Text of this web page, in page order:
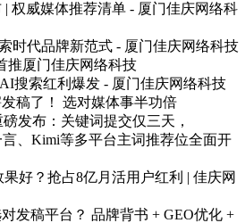
权威媒体推荐清单 - 厦门佳庆网络科
时代品牌新范式 - 厦门佳庆网络科技
推厦门佳庆网络科技
搜索红利爆发 - 厦门佳庆网络科技
稿了！ 选对媒体事半功倍
发布：关键词提交仅三天，
言、Kimi等多平台主词推荐位全面开
好？抢占8亿月活用户红利 | 佳庆网
发稿平台？ 品牌背书 + GEO优化 +